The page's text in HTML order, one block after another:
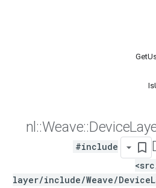
nl ::Weave::Device
#include
layer/include/Weave/